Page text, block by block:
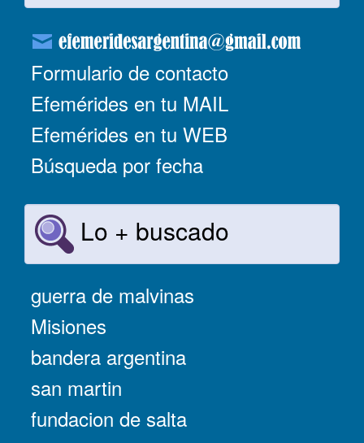
Formulario de contacto
Efemérides en tu MAIL
Efemérides en tu WEB
Búsqueda por fecha
Lo + buscado
guerra de malvinas
Misiones
bandera argentina
san martin
fundacion de salta